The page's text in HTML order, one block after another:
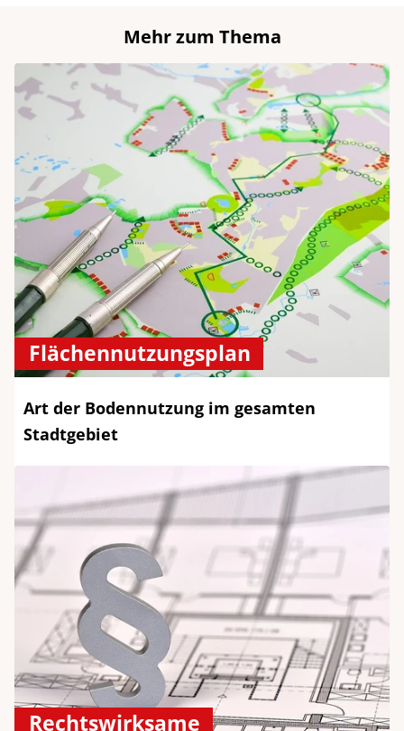
Mehr zum Thema
Flächennutzungsplan
Art der Bodennutzung im gesamten
Stadtgebiet
Rechtswirksame